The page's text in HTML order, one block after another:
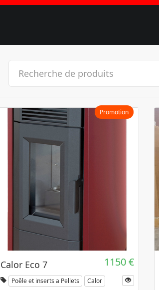
Promotion
Calor Eco 7 1150 €
Poêle et inserts a Pellets Calor